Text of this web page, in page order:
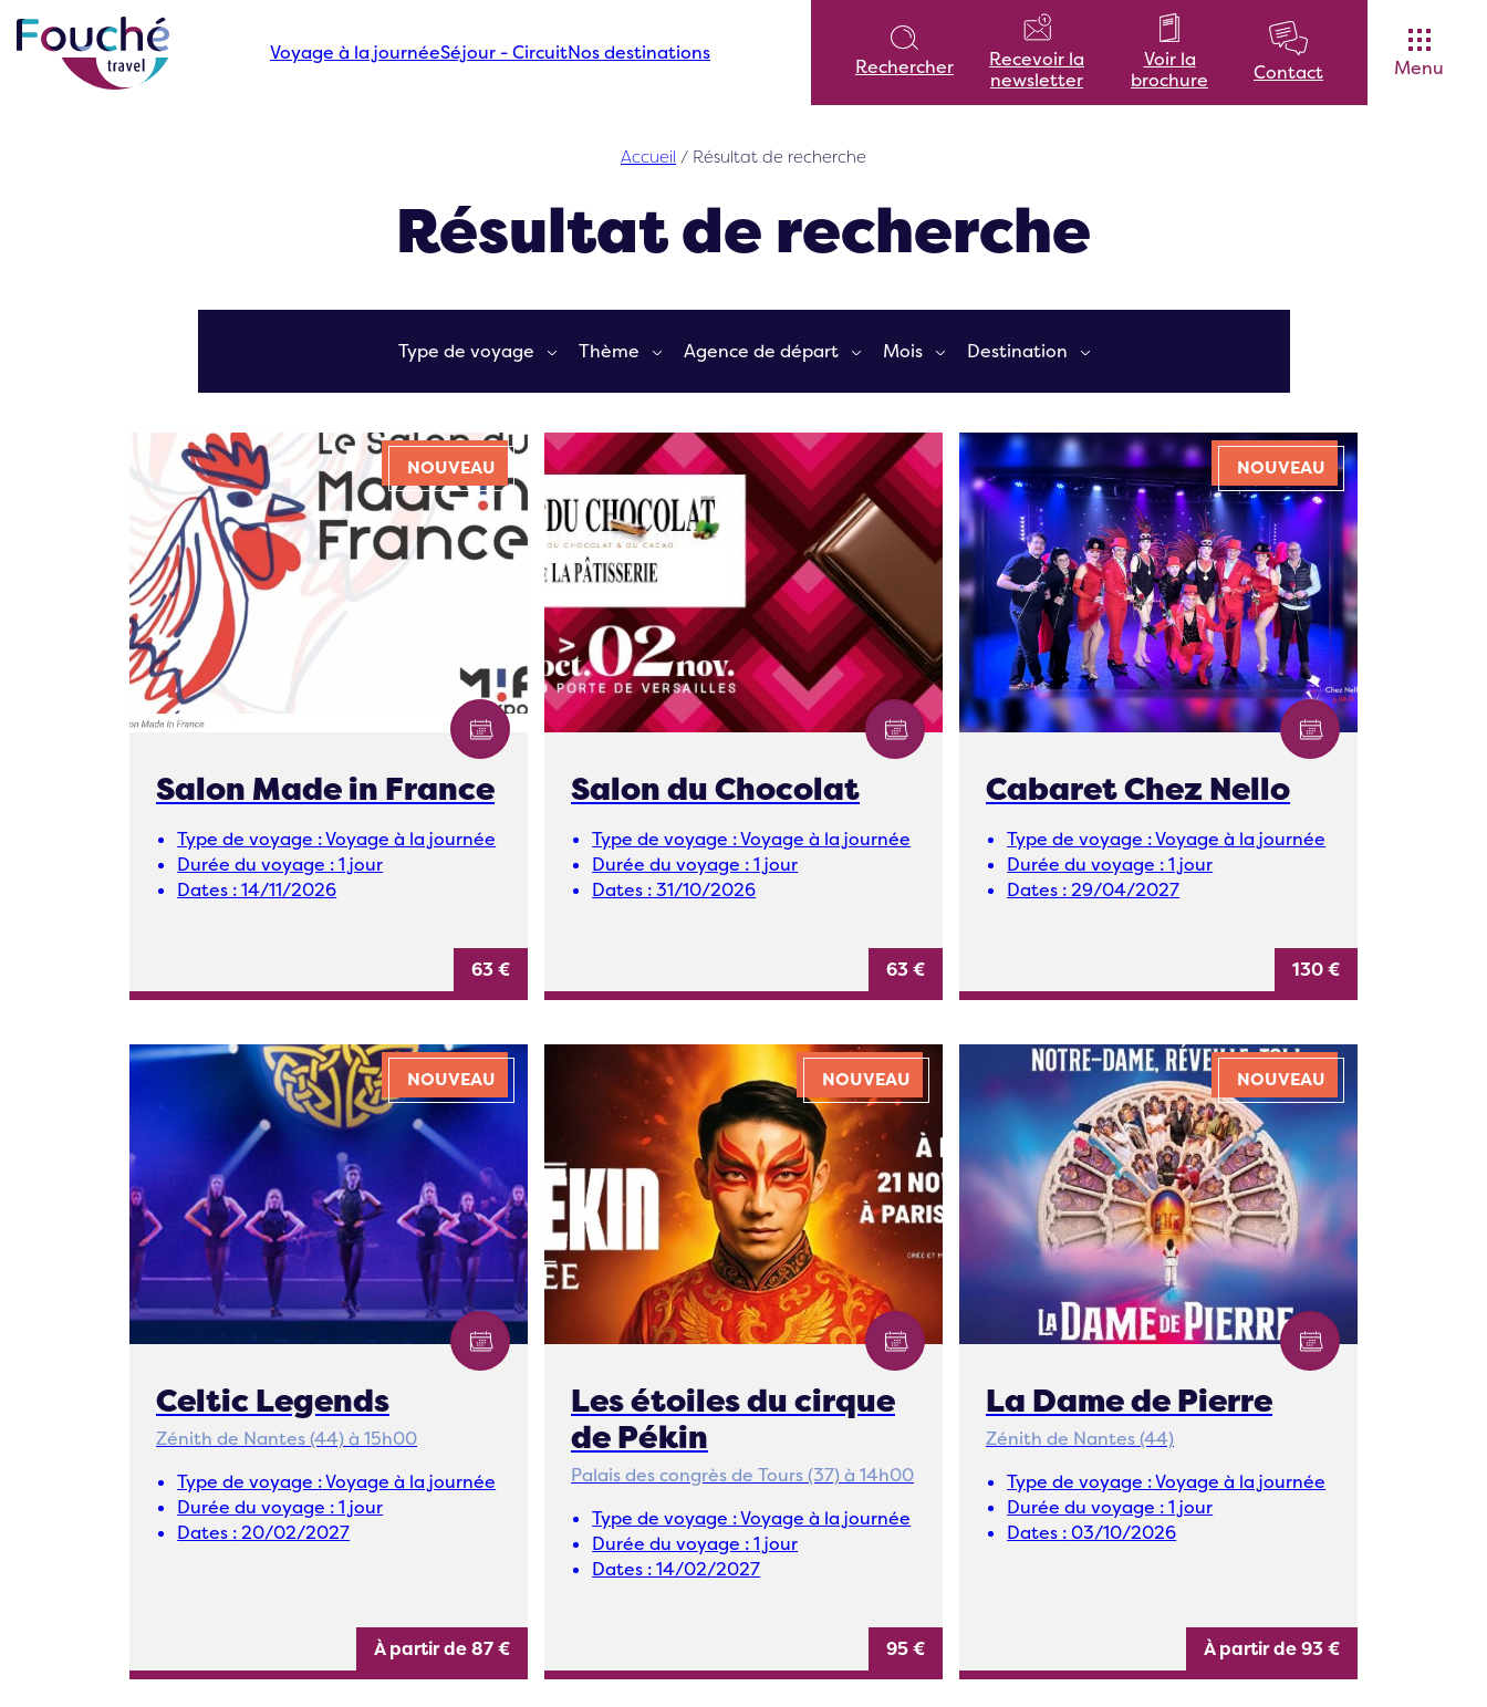
Voyage à la journéeSéjour - CircuitNos destinations
Rechercher
Recevoir la
newsletter
Voir la
brochure
Contact Menu
Accueil / Résultat de recherche
Résultat de recherche
Type de voyage Thème Agence de départ Mois Destination
NOUVEAU
Salon Made in France
Type de voyage :Voyage à la journée
Durée du voyage :1 jour
Dates :14/11/2026
63 €
Salon du Chocolat
Type de voyage :Voyage à la journée
Durée du voyage :1 jour
Dates :31/10/2026
63 €
NOUVEAU
Cabaret Chez Nello
Type de voyage :Voyage à la journée
Durée du voyage :1 jour
Dates :29/04/2027
130 €
NOUVEAU
Celtic Legends
Zénith de Nantes (44) à 15h00
Type de voyage :Voyage à la journée
Durée du voyage :1 jour
Dates :20/02/2027
À partir de 87 €
NOUVEAU
Les étoiles du cirque
de Pékin
Palais des congrès de Tours (37) à 14h00
Type de voyage :Voyage à la journée
Durée du voyage :1 jour
Dates :14/02/2027
95 €
NOUVEAU
La Dame de Pierre
Zénith de Nantes (44)
Type de voyage :Voyage à la journée
Durée du voyage :1 jour
Dates :03/10/2026
À partir de 93 €